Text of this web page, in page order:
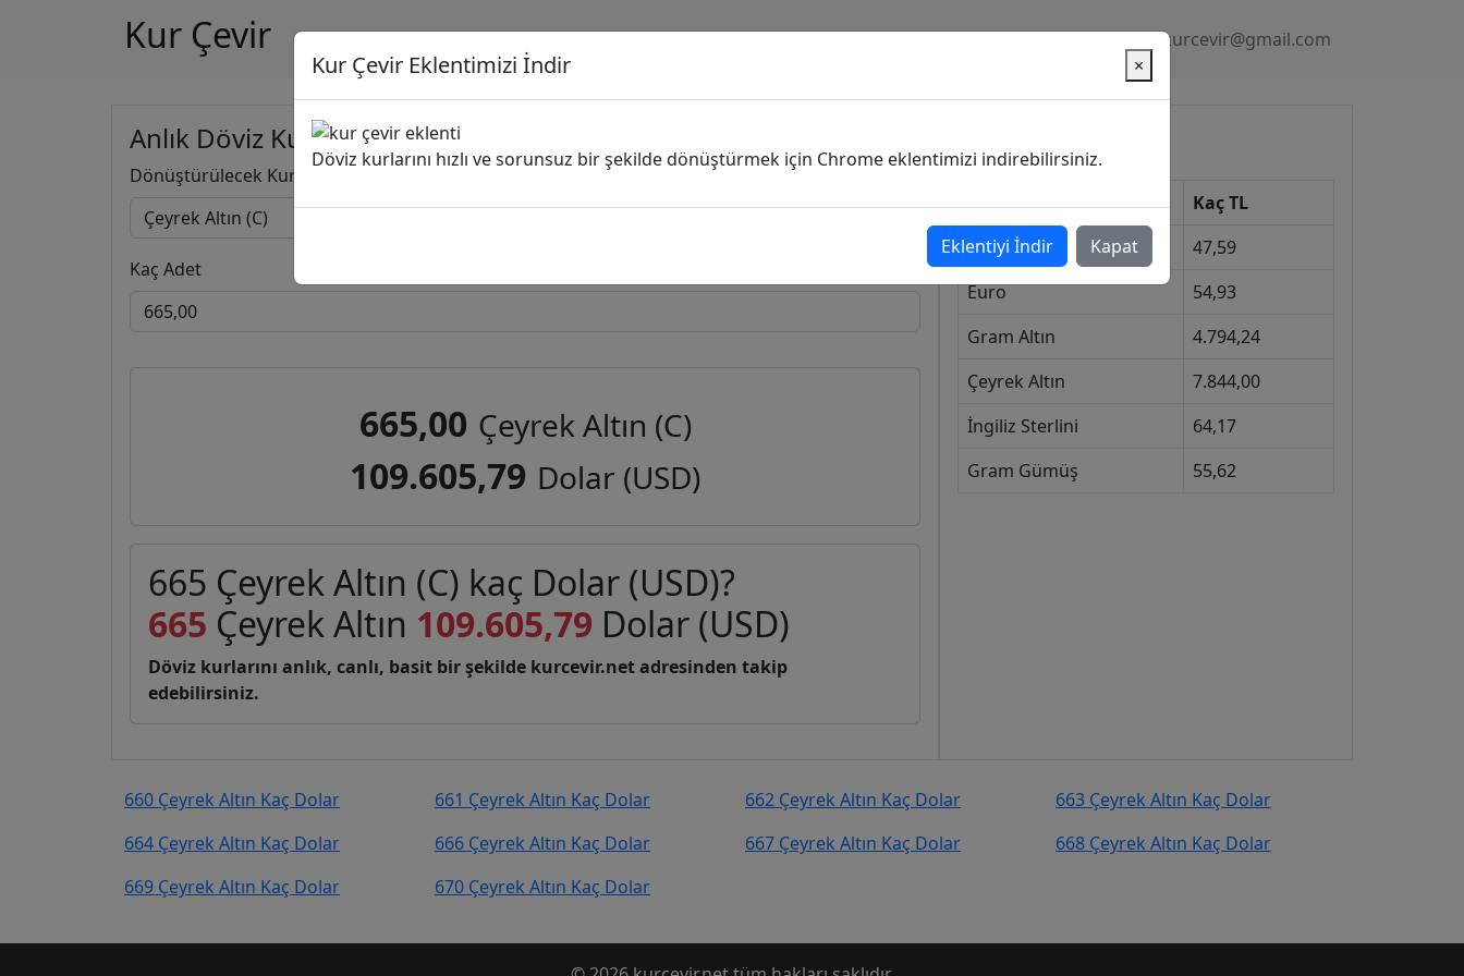
Kur Çevir Gizlilik Politikası kurcevir@gmail.com
Anlık Döviz Kuru Hesapla
Dönüştürülecek Kur Dönüşecek Kur
Kaç Adet
665,00 Çeyrek Altın (C)
109.605,79 Dolar (USD)
665 Çeyrek Altın (C) kaç Dolar (USD)?
665 Çeyrek Altın 109.605,79 Dolar (USD)
Döviz kurlarını anlık, canlı, basit bir şekilde kurcevir.net adresinden takip
edebilirsiniz.
Kur
Kaç TL
Dolar
47,59
Euro
54,93
Gram Altın
4.794,24
Çeyrek Altın
7.844,00
İngiliz Sterlini
64,17
Gram Gümüş
55,62
660 Çeyrek Altın Kaç Dolar 661 Çeyrek Altın Kaç Dolar 662 Çeyrek Altın Kaç Dolar
663 Çeyrek Altın Kaç Dolar
664 Çeyrek Altın Kaç Dolar
666 Çeyrek Altın Kaç Dolar 667 Çeyrek Altın Kaç Dolar
668 Çeyrek Altın Kaç Dolar
669 Çeyrek Altın Kaç Dolar
670 Çeyrek Altın Kaç Dolar
Kur Çevir Eklentimizi İndir ×
Döviz kurlarını hızlı ve sorunsuz bir şekilde dönüştürmek için Chrome eklentimizi indirebilirsiniz.
Eklentiyi İndir Kapat